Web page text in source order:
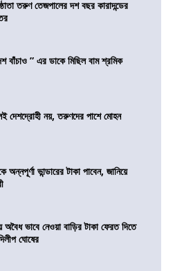
তরুণ তেজপালের দশ বছর কারাদন্ডের
বাঁচাও ” এর ডাকে মিছিল বাম শ্রমিক
দেশদ্রোহী নয়, তরুণদের পাশে মোহন
ভান্ডারের টাকা পাবেন, জানিয়ে
ভাবে নেওয়া বাড়ির টাকা ফেরত দিতে
ঘোষের